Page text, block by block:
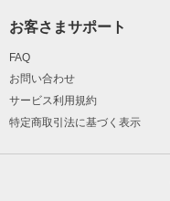
お客さまサポート
FAQ
お問い合わせ
サービス利用規約
特定商取引法に基づく表示